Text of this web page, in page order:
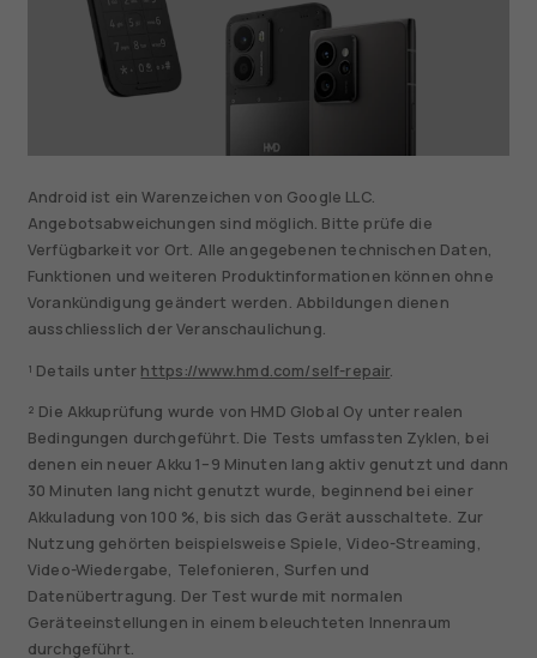
Android ist ein Warenzeichen von Google LLC.
Angebotsabweichungen sind möglich. Bitte prüfe die
Verfügbarkeit vor Ort. Alle angegebenen technischen Daten,
Funktionen und weiteren Produktinformationen können ohne
Vorankündigung geändert werden. Abbildungen dienen
ausschliesslich der Veranschaulichung.
¹ Details unter https://www.hmd.com/self-repair.
² Die Akkuprüfung wurde von HMD Global Oy unter realen
Bedingungen durchgeführt. Die Tests umfassten Zyklen, bei
denen ein neuer Akku 1–9 Minuten lang aktiv genutzt und dann
30 Minuten lang nicht genutzt wurde, beginnend bei einer
Akkuladung von 100 %, bis sich das Gerät ausschaltete. Zur
Nutzung gehörten beispielsweise Spiele, Video-Streaming,
Video-Wiedergabe, Telefonieren, Surfen und
Datenübertragung. Der Test wurde mit normalen
Geräteeinstellungen in einem beleuchteten Innenraum
durchgeführt.